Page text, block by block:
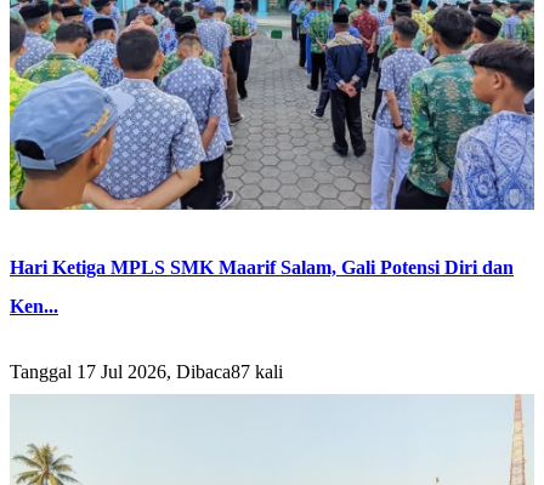
Hari Ketiga MPLS SMK Maarif Salam, Gali Potensi Diri dan
Ken...
Tanggal 17 Jul 2026, Dibaca87 kali